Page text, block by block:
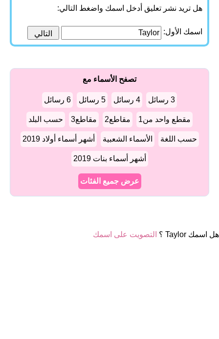
هل تريد نشر تعليق أدخل اسمك واضغط التالي:
اسمك الأول:
تصفح الأسماء مع
3 رسائل 4 رسائل 5 رسائل 6 رسائل
مقطع واحد من1 مقاطع2 مقاطع3 حسب البلد
حسب اللغة الأسماء الشعبية أشهر أسماء أولاد 2019
أشهر أسماء بنات 2019
عرض جميع الفئات
هل اسمك Taylor ؟ التصويت على اسمك